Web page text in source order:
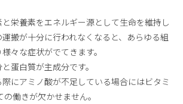
栄養素をエネルギー源として生命を維持し
搬が十分に行われなくなると、あらゆる組
々な症状がでてきます。
蛋白質が主成分です。
にアミノ酸が不足している場合にはビタミ
働きが欠かせません。